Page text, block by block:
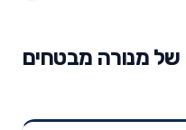
של מנורה מבטחים